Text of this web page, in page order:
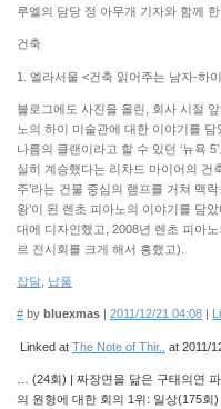
루엘의 담당 정 아무개 기자와 함께
건축
1. 엘라서울 <건축 읽어주는 남자-하
블로그에도 사진을 올린, 회사 시절
노의 하이 미술관에 대한 이야기를 담
나름의 클랜이라고 할 수 있던 ‘뉴욕
실히 계승했다는 리차드 마이어의 건
주’라는 건물 중심의 램프를 거쳐 맥
왕’이 된 렌초 피아노의 이야기를 담
대에 디자인했고, 2008년 렌초 피아
르 전시회를 크게 해서 흥했고).
잡담 납품
# by bluexmas 2011/12/21 04:08
Linked at The Note of Thir.. at 2011/
… (24회) | 짜장면을 닮은 구태의연
의 원형에 대한 회의 1위: 일상(175회)